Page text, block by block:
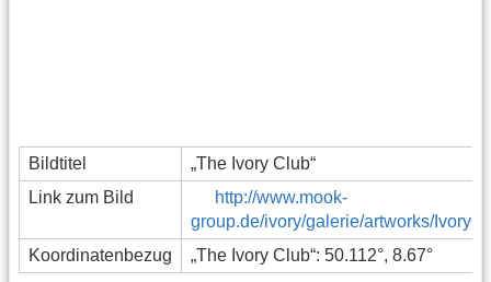
Bildtitel
„The Ivory Club“
Link zum Bild
http://www.mook-
group.de/ivory/galerie/artworks/
Koordinatenbezug
„The Ivory Club“: 50.112°, 8.67°